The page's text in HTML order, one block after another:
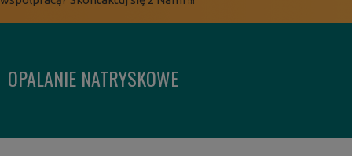
OPALANIE NATRYSKOWE